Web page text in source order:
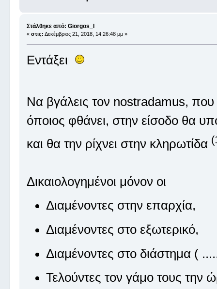
Στάλθηκε από: Giorgos_I
« στις: Δεκέμβριος 21, 2018, 14:26:48 μμ »
Εντάξει
Να βγάλεις τον nostradamus,
όποιος φθάνει, στην είσοδο θα
και θα την ρίχνει στην κληρωτίδα
Δικαιολογημένοι μόνον οι
Διαμένοντες στην επαρχία,
Διαμένοντες στο εξωτερικό,
Διαμένοντες στο διάστημα (
Τελούντες τον γάμο τους την